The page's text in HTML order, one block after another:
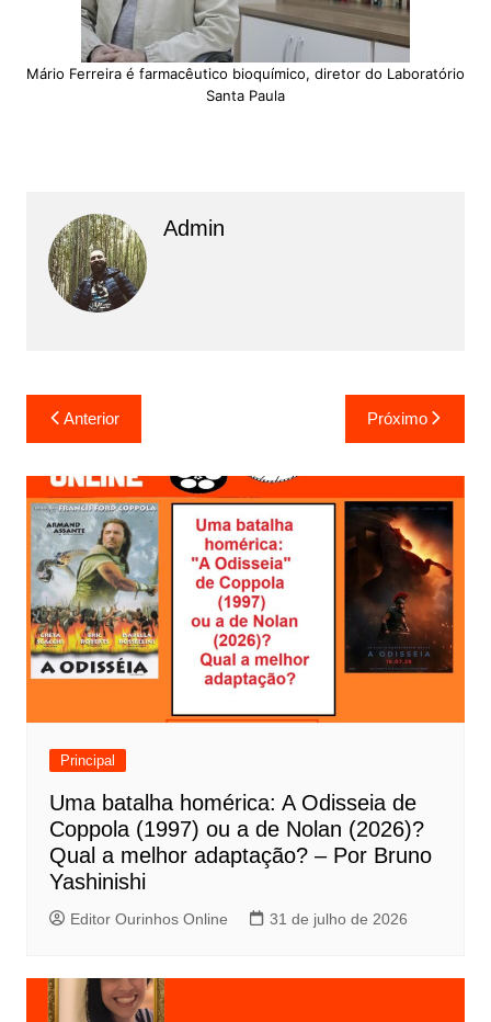
Mário Ferreira é farmacêutico bioquímico, diretor do Laboratório
Santa Paula
Admin
a
v
e
g
a
ç
ã
o
d
Anterior Próximo
Principal
Uma batalha homérica: A Odisseia de
Coppola (1997) ou a de Nolan (2026)?
Qual a melhor adaptação? – Por Bruno
Yashinishi
Editor Ourinhos Online 31 de julho de 2026